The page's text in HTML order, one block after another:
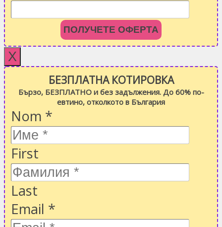
ПОЛУЧЕТЕ ОФЕРТА
X
БЕЗПЛАТНА КОТИРОВКА
Бързо, БЕЗПЛАТНО и без задължения. До 60% по-
евтино, отколкото в България
Nom *
First
Last
Email *